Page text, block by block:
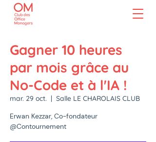
Gagner 10 heures
par mois grâce au
No-Code et à l'IA !
mar. 29 oct.
  |
Salle LE CHAROLAIS CLUB
Erwan Kezzar, Co-fondateur
@Contournement